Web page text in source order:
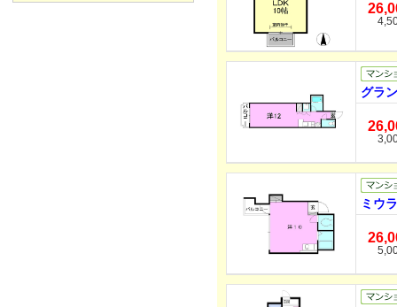
グラ
ミウ